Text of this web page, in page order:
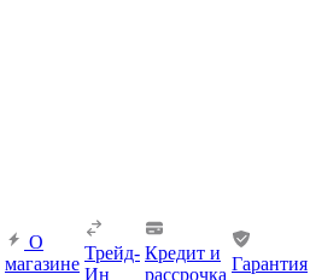
О
магазине
Трейд-
Ин
Кредит и
рассрочка
Гарантия